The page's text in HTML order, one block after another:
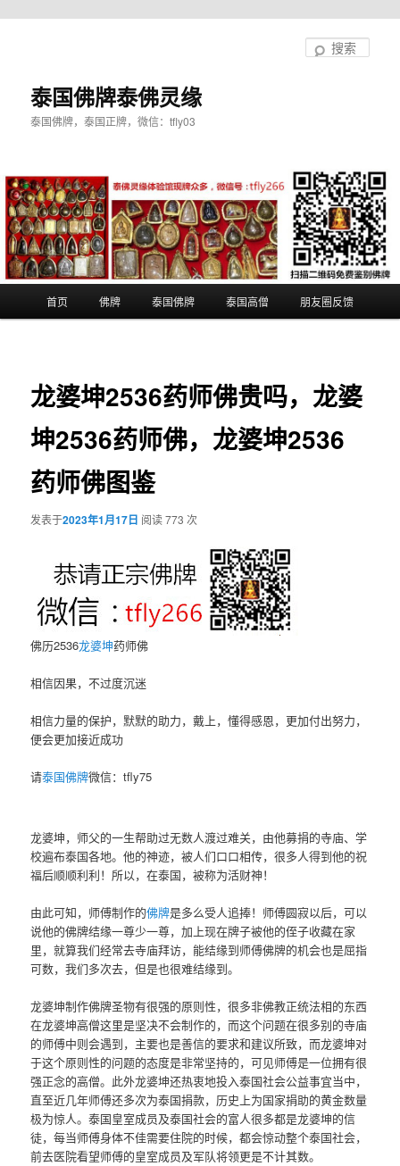
泰国佛牌泰佛灵缘
泰国佛牌，泰国正牌，微信：tfly03
首页 佛牌 泰国佛牌 泰国高僧 朋友圈反馈
龙婆坤2536药师佛贵吗，龙婆
坤2536药师佛，龙婆坤2536
药师佛图鉴
发表于2023年1月17日 阅读 773 次
佛历2536龙婆坤药师佛
相信因果，不过度沉迷
相信力量的保护，默默的助力，戴上，懂得感恩，更加付出努力，
便会更加接近成功
请泰国佛牌微信：tfly75
龙婆坤，师父的一生帮助过无数人渡过难关，由他募捐的寺庙、学
校遍布泰国各地。他的神迹，被人们口口相传，很多人得到他的祝
福后顺顺利利！所以，在泰国，被称为活财神！
由此可知，师傅制作的佛牌是多么受人追捧！师傅圆寂以后，可以
说他的佛牌结缘一尊少一尊，加上现在牌子被他的侄子收藏在家
里，就算我们经常去寺庙拜访，能结缘到师傅佛牌的机会也是屈指
可数，我们多次去，但是也很难结缘到。
龙婆坤制作佛牌圣物有很强的原则性，很多非佛教正统法相的东西
在龙婆坤高僧这里是坚决不会制作的，而这个问题在很多别的寺庙
的师傅中则会遇到，主要也是善信的要求和建议所致，而龙婆坤对
于这个原则性的问题的态度是非常坚持的，可见师傅是一位拥有很
强正念的高僧。此外龙婆坤还热衷地投入泰国社会公益事宜当中，
直至近几年师傅还多次为泰国捐款，历史上为国家捐助的黄金数量
极为惊人。泰国皇室成员及泰国社会的富人很多都是龙婆坤的信
徒，每当师傅身体不佳需要住院的时候，都会惊动整个泰国社会，
前去医院看望师傅的皇室成员及军队将领更是不计其数。